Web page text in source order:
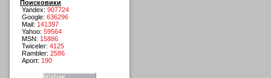
Поисковики
Yandex: 907724
Google: 636296
Mail: 141397
Yahoo: 59564
MSN: 15886
Twiceler: 4125
Rambler: 2586
Aport: 190